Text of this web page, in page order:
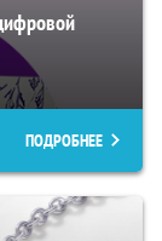
ПОДРОБНЕЕ